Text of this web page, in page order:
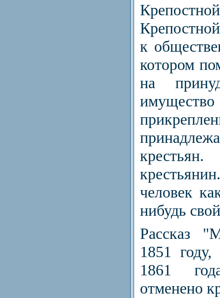
к
котором
на
человек
нибудь
Рассказ
1851
1861
отменено